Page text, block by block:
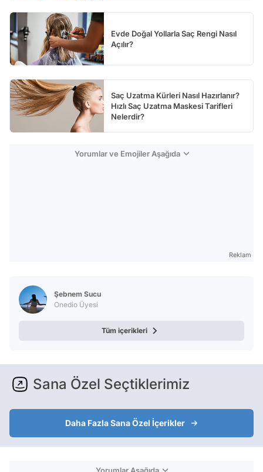
Evde Doğal Yollarla Saç Rengi Nasıl
Açılır?
Saç Uzatma Kürleri Nasıl Hazırlanır?
Hızlı Saç Uzatma Maskesi Tarifleri
Nelerdir?
Yorumlar ve Emojiler Aşağıda
Reklam
Şebnem Sucu
Onedio Üyesi
Tüm içerikleri
Sana Özel Seçtiklerimiz
Daha Fazla Sana Özel İçerikler
Yorumlar Aşağıda